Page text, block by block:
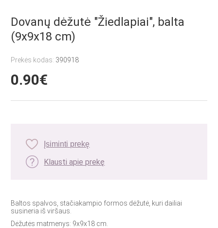
Dovanų dėžutė "Žiedlapiai", balta
(9x9x18 cm)
Prekės kodas: 390918
0.90€
Įsiminti prekę
Klausti apie prekę
Baltos spalvos, stačiakampio formos dėžutė, kuri dailiai
susineria iš viršaus.
Dėžutės matmenys: 9x9x18 cm.